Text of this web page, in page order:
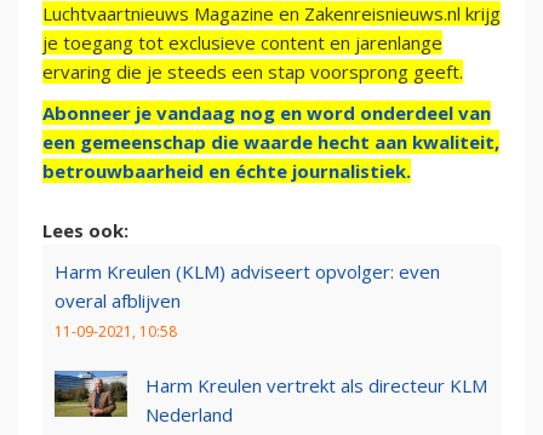
Luchtvaartnieuws Magazine en Zakenreisnieuws.nl krijg
je toegang tot exclusieve content en jarenlange
ervaring die je steeds een stap voorsprong geeft.
Abonneer je vandaag nog en word onderdeel van
een gemeenschap die waarde hecht aan kwaliteit,
betrouwbaarheid en échte journalistiek.
Lees ook:
Harm Kreulen (KLM) adviseert opvolger: even
overal afblijven
11-09-2021, 10:58
Harm Kreulen vertrekt als directeur KLM
Nederland